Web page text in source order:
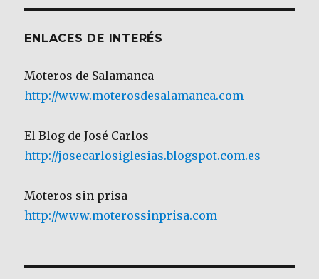
ENLACES DE INTERÉS
Moteros de Salamanca
http://www.moterosdesalamanca.com
El Blog de José Carlos
http://josecarlosiglesias.blogspot.com.es
Moteros sin prisa
http://www.moterossinprisa.com